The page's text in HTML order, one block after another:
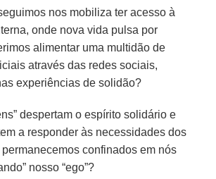
nos mobiliza ter acesso à
onde nova vida pulsa por
alimentar uma multidão de
através das redes sociais,
experiências de solidão?
despertam o espírito solidário e
a responder às necessidades dos
confinados em nós
nosso “ego”?